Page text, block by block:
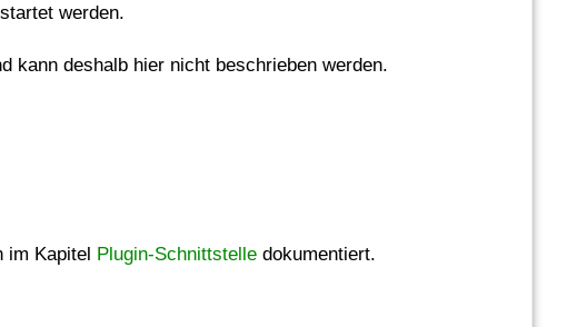
werden.
kann deshalb hier nicht beschrieben werden.
Kapitel Plugin-Schnittstelle dokumentiert.